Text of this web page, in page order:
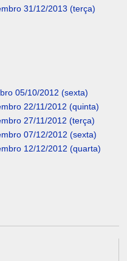
31/12/2013 (terça)
05/10/2012 (sexta)
22/11/2012 (quinta)
27/11/2012 (terça)
07/12/2012 (sexta)
12/12/2012 (quarta)